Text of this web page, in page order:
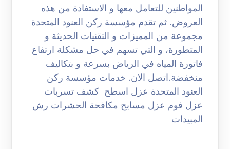
المواطنين للتعامل معها و الاستفادة من هذه
العروض. ثم تقدم مؤسسة ركن العنود المتحدة
مجموعة من المميزات و التقنيات الحديثة و
المتطورة، و التي تسهم في حل مشكلة ارتفاع
فاتورة المياه في الرياض بسرعة و بتكاليف
منخفضة.اتصل الان. خدمات مؤسسة ركن
العنود المتحدة عزل اسطح كشف تسربات
عزل فوم عزل مسابح مكافحة الحشرات رش
المبيدات